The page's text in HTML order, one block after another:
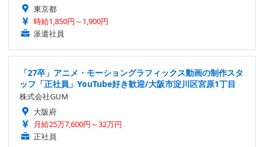
東京都
時給1,850円～1,900円
派遣社員
「27卒」アニメ・モーショングラフィックス動画の制作スタ
ッフ「正社員」YouTube好き歓迎/大阪市淀川区宮原1丁目
株式会社GUM
大阪府
月給25万7,600円～32万円
正社員